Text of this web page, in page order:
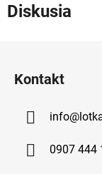
Diskusia
Kontakt
info@
0907 444